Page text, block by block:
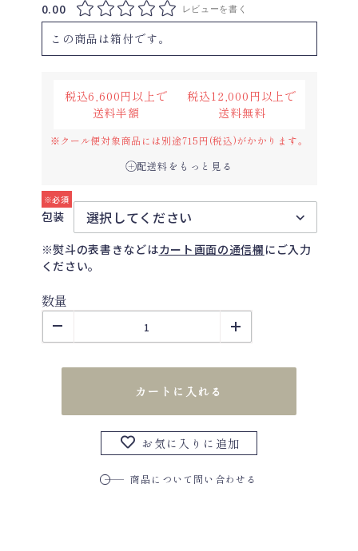
0.00 レビューを書く
この商品は箱付です。
税込6,600円以上で
送料半額
税込12,000円以上で
送料無料
※クール便対象商品には別途715円(税込)がかかります。
配送料をもっと見る
包装
※熨斗の表書きなどはカート画面の通信欄にご入力
ください。
数量
カートに入れる
お気に入りに追加
商品について問い合わせる